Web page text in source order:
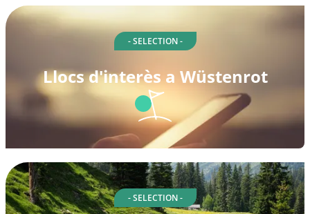
- SELECTION -
Llocs d'interès a Wüstenrot
- SELECTION -